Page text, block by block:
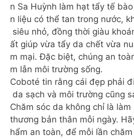
n Sa Huỳnh làm hạt tẩy tế
n liệu có thể tan trong nước,
siêu nhỏ, đồng thời giàu
ất giúp vừa tẩy da chết vừa
m mại. Đặc biệt, chúng an
m lẫn môi trường sống.
Coboté tin rằng cái đẹp phải
da sạch và môi trường cũng
Chăm sóc da không chỉ là
thương bản thân mỗi ngày.
hẩm an toàn, để mỗi lần